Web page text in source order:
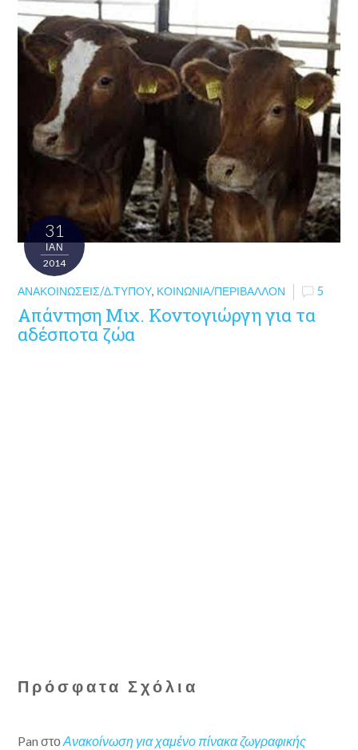
31
ΙΑΝ
2014
ΑΝΑΚΟΙΝΏΣΕΙΣ/Δ.ΤΎΠΟΥ, ΚΟΙΝΩΝΊΑ/ΠΕΡΙΒΆΛΛΟΝ 5
Απάντηση Μιχ. Κοντογιώργη για τα
αδέσποτα ζώα
Πρόσφατα Σχόλια
Pan στοΑνακοίνωση για χαμένο πίνακα ζωγραφικής